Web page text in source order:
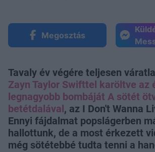
Megosztás
Tavaly év végére teljesen
Zayn Taylor Swifttel karöltve az
legnagyobb bombáját A sötét
betétdalával , az I Don't Wanna
Ennyi fájdalmat popslágerben
hallottunk, de a most érkezett
még sötétebbé tudta tenni a